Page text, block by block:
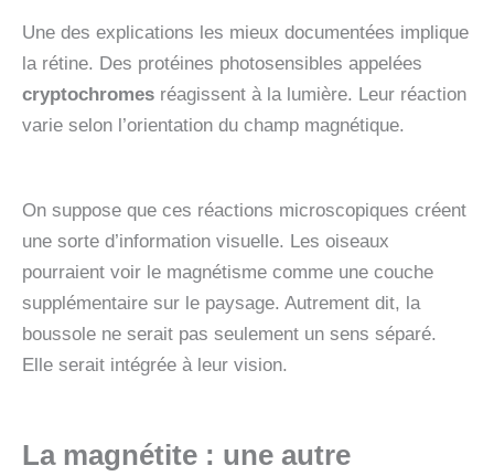
Une des explications les mieux documentées implique
la rétine. Des protéines photosensibles appelées
cryptochromes réagissent à la lumière. Leur réaction
varie selon l’orientation du champ magnétique.
On suppose que ces réactions microscopiques créent
une sorte d’information visuelle. Les oiseaux
pourraient voir le magnétisme comme une couche
supplémentaire sur le paysage. Autrement dit, la
boussole ne serait pas seulement un sens séparé.
Elle serait intégrée à leur vision.
La magnétite : une autre